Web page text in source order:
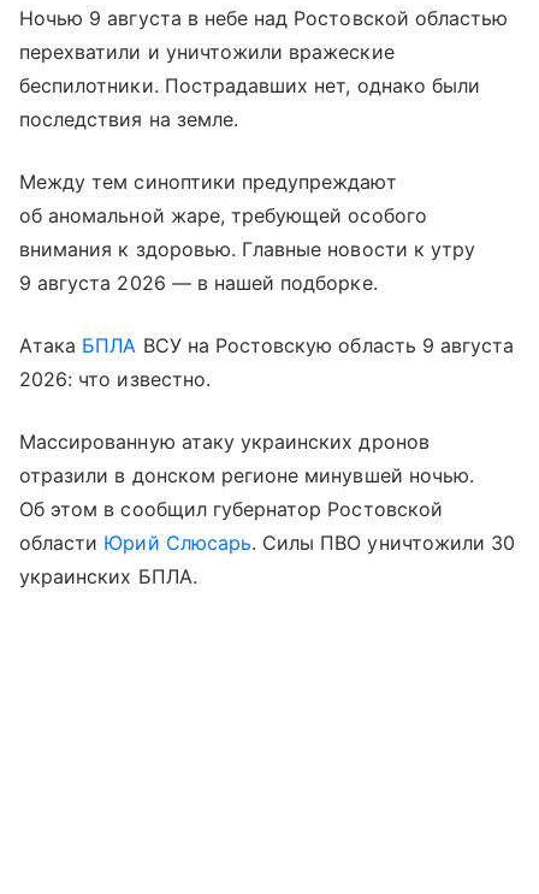
Ночью 9 августа в небе над Ростовской областью
перехватили и уничтожили вражеские
беспилотники. Пострадавших нет, однако были
последствия на земле.
Между тем синоптики предупреждают
об аномальной жаре, требующей особого
внимания к здоровью. Главные новости к утру
9 августа 2026 — в нашей подборке.
Атака БПЛА ВСУ на Ростовскую область 9 августа
2026: что известно.
Массированную атаку украинских дронов
отразили в донском регионе минувшей ночью.
Об этом в сообщил губернатор Ростовской
области Юрий Слюсарь. Силы ПВО уничтожили 30
украинских БПЛА.